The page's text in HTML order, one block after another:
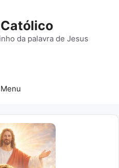
da palavra de Jesus
Menu